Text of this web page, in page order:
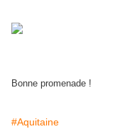
Bonne promenade !
#Aquitaine